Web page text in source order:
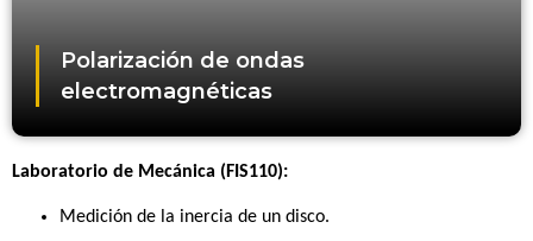
Polarización de ondas
electromagnéticas
Laboratorio de Mecánica (FIS110):
Medición de la inercia de un disco.